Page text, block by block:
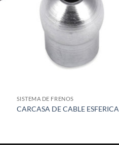
SISTEMA DE FRENOS
CARCASA DE CABLE ESFERICA